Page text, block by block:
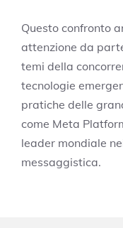
Questo confronto
attenzione da
temi della
tecnologie
pratiche delle
come Meta
leader mondiale
messaggistica.